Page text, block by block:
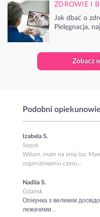
ZDROWIE I
Jak dbać o
Pielęgnacja,
Zobacz
Podobni opiekunowie
Izabela S.
Sopot
Witam, mam na imię Iza.
organizowaniu czasu...
Nadiia S.
Gdańsk
Опікунка з великим
лежачими...